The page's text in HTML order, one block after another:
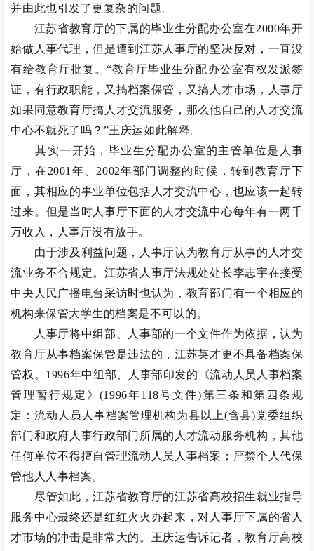
并由此也引发了更复杂的问题。
江苏省教育厅的下属的毕业生分配办公室在2000年开
始做人事代理，但是遭到江苏人事厅的坚决反对，一直没
有给教育厅批复。“教育厅毕业生分配办公室有权发派签
证，有行政职能，又搞档案保管，又搞人才市场，人事厅
如果同意教育厅搞人才交流服务，那么他自己的人才交流
中心不就死了吗？”王庆运如此解释。
其实一开始，毕业生分配办公室的主管单位是人事
厅，在2001年、2002年部门调整的时候，转到教育厅下
面，其相应的事业单位包括人才交流中心，也应该一起转
过来。但是当时人事厅下面的人才交流中心每年有一两千
万收入，人事厅没有放手。
由于涉及利益问题，人事厅认为教育厅从事的人才交
流业务不合规定。江苏省人事厅法规处处长李志宇在接受
中央人民广播电台采访时也认为，教育部门有一个相应的
机构来保管大学生的档案是不可以的。
人事厅将中组部、人事部的一个文件作为依据，认为
教育厅从事档案保管是违法的，江苏英才更不具备档案保
管权。1996年中组部、人事部印发的《流动人员人事档案
管理暂行规定》(1996年118号文件)第三条和第四条规
定：流动人员人事档案管理机构为县以上(含县)党委组织
部门和政府人事行政部门所属的人才流动服务机构，其他
任何单位不得擅自管理流动人员人事档案；严禁个人代保
管他人人事档案。
尽管如此，江苏省教育厅的江苏省高校招生就业指导
服务中心最终还是红红火火办起来，对人事厅下属的省人
才市场的冲击是非常大的。王庆运告诉记者，教育厅高校